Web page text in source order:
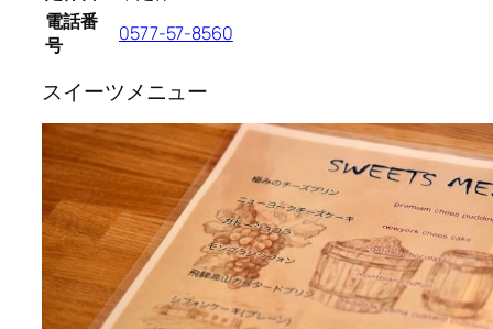
電話番
号
0577-57-8560
スイーツメニュー